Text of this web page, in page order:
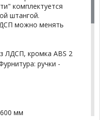
комплектуется
штангой.
можно менять
ЛДСП, кромка ABS 2
ручки -
мм